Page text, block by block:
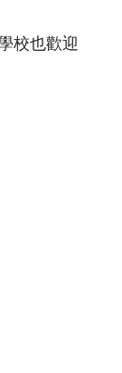
校也歡迎